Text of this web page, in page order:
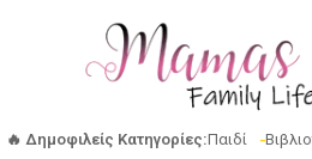
🔥 Δημοφιλείς Κατηγορίες:Παιδί